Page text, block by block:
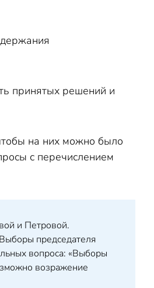
принятых решений и
на них можно было
с перечислением
и Петровой.
председателя
вопроса: «Выборы
возражение